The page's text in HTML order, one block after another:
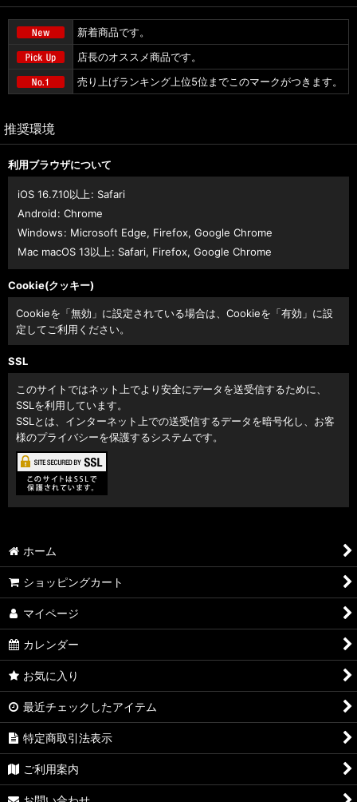
新着商品です。
店長のオススメ商品です。
売り上げランキング上位5位までこのマークがつきます。
推奨環境
利用ブラウザについて
iOS 16.7.10以上: Safari
Android: Chrome
Windows: Microsoft Edge, Firefox, Google Chrome
Mac macOS 13以上: Safari, Firefox, Google Chrome
Cookie(クッキー)
Cookieを「無効」に設定されている場合は、Cookieを「有効」に設
定してご利用ください。
SSL
このサイトではネット上でより安全にデータを送受信するために、
SSLを利用しています。
SSLとは、インターネット上での送受信するデータを暗号化し、お客
様のプライバシーを保護するシステムです。
ホーム
ショッピングカート
マイページ
カレンダー
お気に入り
最近チェックしたアイテム
特定商取引法表示
ご利用案内